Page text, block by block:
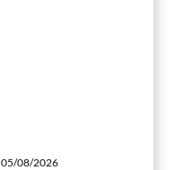
05/08/2026